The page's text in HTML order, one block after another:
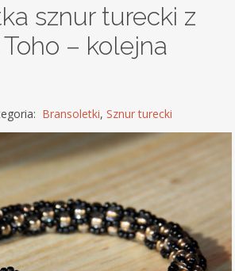
sznur turecki z
– kolejna
Bransoletki, Sznur turecki